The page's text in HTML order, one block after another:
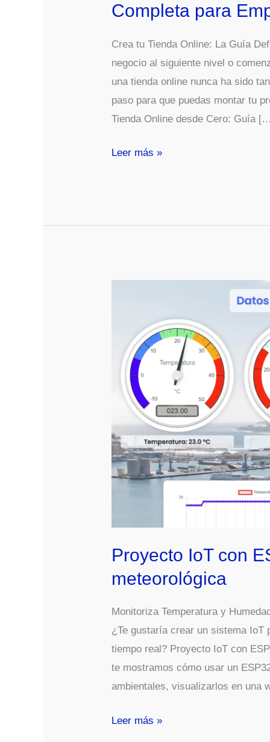
Completa para
Crea tu Tienda Online: La Guía
negocio al siguiente nivel o
una tienda online nunca ha sido
paso para que puedas montar tu
Tienda Online desde Cero: Guía
Crea
desde
Completa
Emprender
Leer más »
Proyecto IoT con
meteorológica
Monitoriza Temperatura y
¿Te gustaría crear un sistema IoT
tiempo real? Proyecto IoT con
te mostramos cómo usar un
ambientales, visualizarlos en una
Proyecto
Leer más »